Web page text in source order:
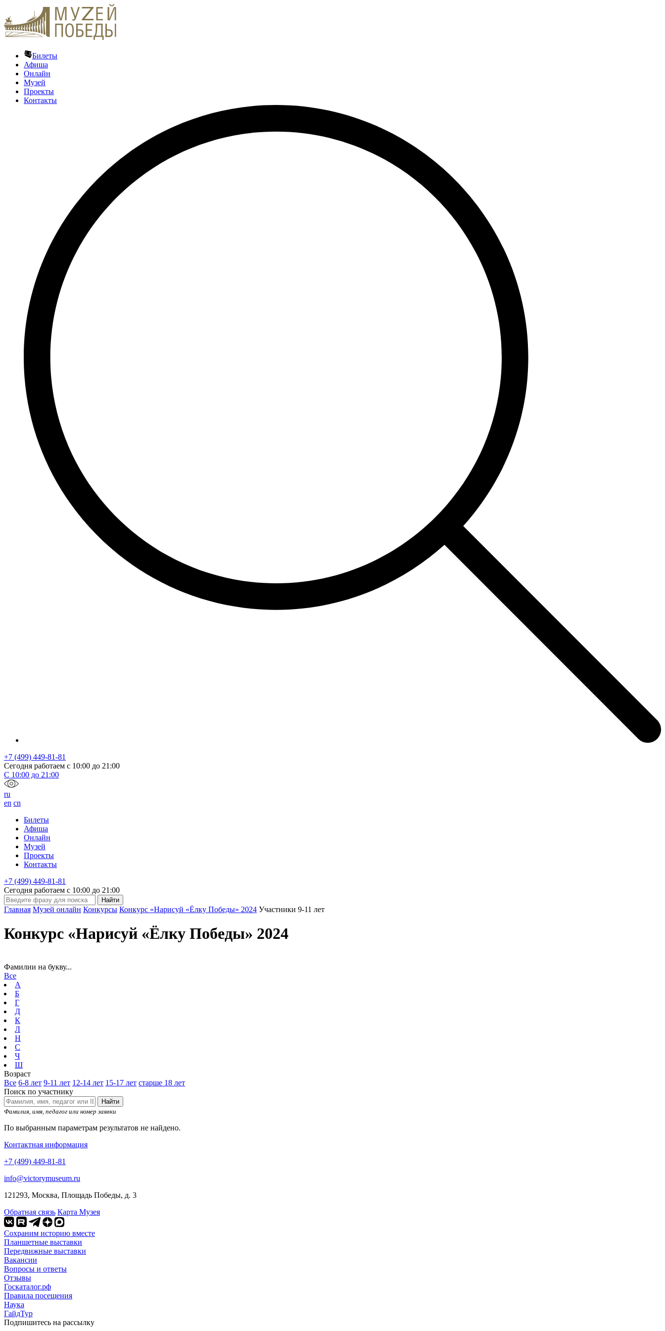
Билеты
Афиша
Онлайн
Музей
Проекты
Контакты
+7 (499) 449-81-81
Сегодня работаем с 10:00 до 21:00
С 10:00 до 21:00
ru
en cn
Билеты
Афиша
Онлайн
Музей
Проекты
Контакты
+7 (499) 449-81-81
Сегодня работаем с 10:00 до 21:00
Главная Музей онлайн Конкурсы Конкурс «Нарисуй «Ёлку Победы» 2024 Участники 9-11 лет
Конкурс «Нарисуй «Ёлку Победы» 2024
Фамилии на букву...
Все
А
Б
Г
Д
К
Л
Н
С
Ч
Ш
Возраст
Все 6-8 лет 9-11 лет 12-14 лет 15-17 лет старше 18 лет
Поиск по участнику
Найти
Фамилия, имя, педагог или номер заявки
По выбранным параметрам результатов не найдено.
Контактная информация
+7 (499) 449-81-81
info@victorymuseum.ru
121293, Москва, Площадь Победы, д. 3
Обратная связь Карта Музея
Сохраним историю вместе
Планшетные выставки
Передвижные выставки
Вакансии
Вопросы и ответы
Отзывы
Госкаталог.рф
Правила посещения
Наука
ГайдТур
Подпишитесь на рассылку